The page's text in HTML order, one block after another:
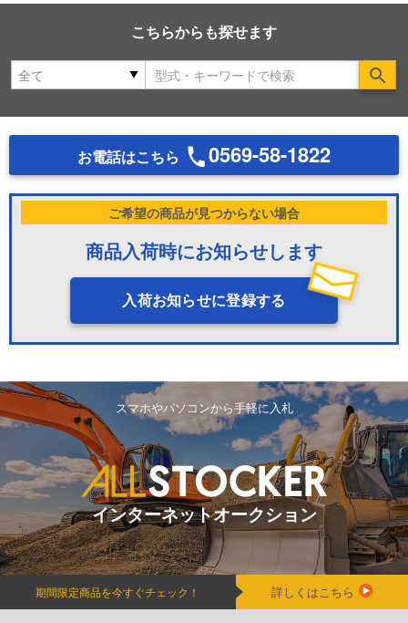
こちらからも探せます
お電話はこちら 0569-58-1822
ご希望の商品が見つからない場合
商品入荷時にお知らせします
入荷お知らせに登録する
スマホやパソコンから手軽に入札
インターネットオークション
期間限定商品を今すぐチェック！ 詳しくはこちら